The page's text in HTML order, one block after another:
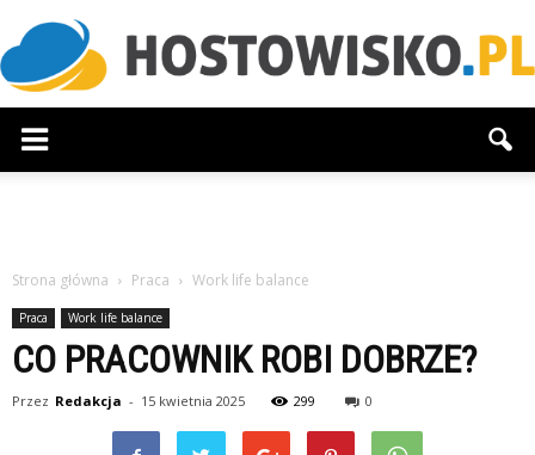
Strona główna Praca Work life balance
Praca Work life balance
CO PRACOWNIK ROBI DOBRZE?
Przez Redakcja - 15 kwietnia 2025 299 0